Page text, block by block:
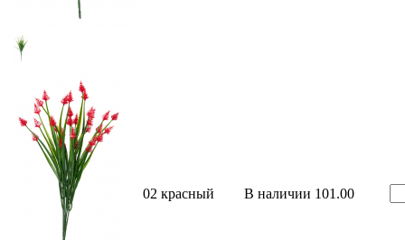
02 красный В наличии 101.00